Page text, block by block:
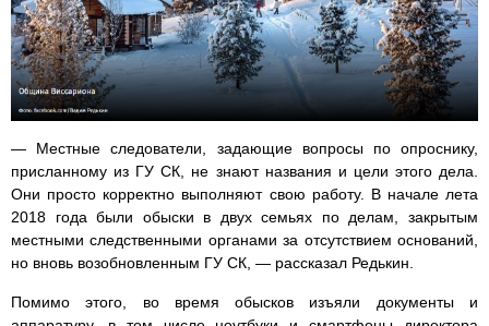
— Местные следователи, задающие вопросы по опроснику,
присланному из ГУ СК, не знают названия и цели этого дела.
Они просто корректно выполняют свою работу. В начале лета
2018 года были обыски в двух семьях по делам, закрытым
местными следственными органами за отсутствием оснований,
но вновь возобновленным ГУ СК, — рассказал Редькин.
Помимо этого, во время обысков изъяли документы и